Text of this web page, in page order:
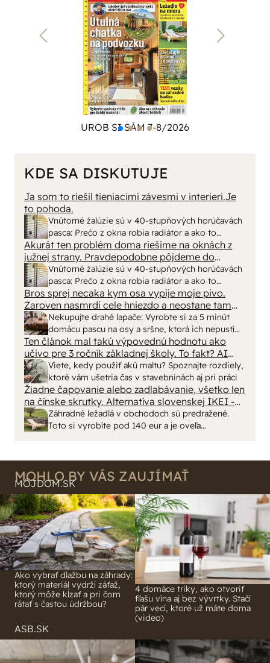
UROB SI SÁM 7-8/2026
KDE SA DISKUTUJE
Vnútorné žalúzie sú v 40-stupňových horúčavách
pasca: Prečo z okna robia radiátor a ako to
vyriešiť za pár eur?
Ja som to riešil tieniacimi závesmi v interieri.Je
to pohoda.
Vnútorné žalúzie sú v 40-stupňových horúčavách
pasca: Prečo z okna robia radiátor a ako to
vyriešiť za pár eur?
Akurát ten problém doma riešime na oknách z
južnej strany. Pravdepodobne pôjdeme do
vonkajšieho tienenia na spôsob markízy
250x150cm. Čínsky predajcovia idú okolo 100
eur kus.
Nekupujte drahé lapače: Vyrobte si za 5 minút
domácu pascu na osy a sršne, ktorá ich nepustí
von
Bros sprej necaka kym osa vypije moje pivo.
Zaroven nasmrdi cele hniezdo a neostane tam
nic zive. Vasa pasca naucinke moc efektivne.
Skor pritiahne slimaky
Viete, kedy použiť akú maltu? Spoznajte rozdiely,
ktoré vám ušetria čas v stavebninách aj pri práci
Ten článok mal takú výpovednú hodnotu ako
učivo pre 3 ročník základnej školy. To fakt? AI
alebo nejaka kniha z VŠ? Dnešné rychlotvrdnuce
malty - pevnosť 40 Mpa a doba schnutia tak 15
minut , k tomu vodotesné s kryštálikou. A rozdiel
- schnutie a zretie. Nič?
Záhradné ležadlá v obchodoch sú predražené.
Toto si vyrobíte pod 140 eur a je oveľa
Žiadne čapovanie alebo zadlabávanie, všetko len
na čínske skrutky. Alternatíva slovenskej IKEI -
čo sa týka pevnosti. Autor si nedal veľa námahy s
remeselným spracovaním, škoda. No lepšie než
MOHLO BY VÁS ZAUJÍMAŤ
MÔJDOM.SK
Ako vybrať dlažbu na záhrady:
ktorý materiál vydrží záťaž,
ktorý môže kĺzať a pri čom
rátať s častou údržbou?
4 domáce triky, ako otvoriť
fľašu vína aj bez vývrtky. Stačí
pár vecí, ktoré už máte doma
(video)
ASB.SK